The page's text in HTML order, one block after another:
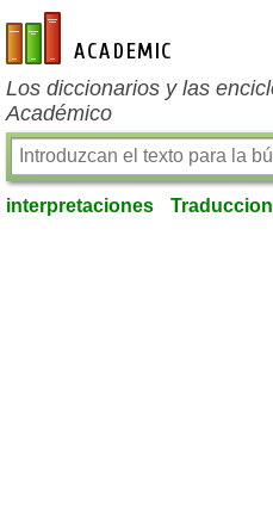
es-academic.com
Los diccionarios y las
Académico
interpretaciones